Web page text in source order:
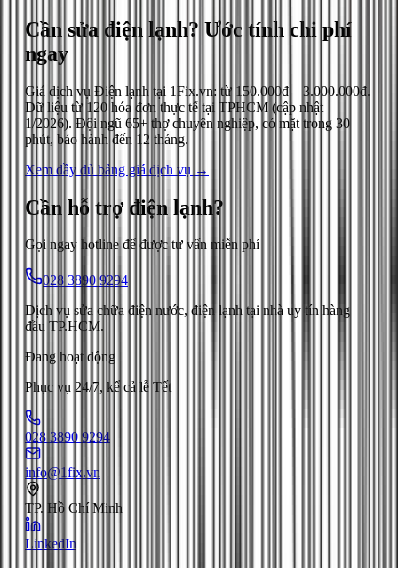
Cần sửa điện lạnh? Ước tính chi phí
ngay
Giá dịch vụ Điện lạnh tại 1Fix.vn: từ 150.000đ – 3.000.000đ.
Dữ liệu từ 120 hóa đơn thực tế tại TPHCM (cập nhật
1/2026). Đội ngũ 65+ thợ chuyên nghiệp, có mặt trong 30
phút, bảo hành đến 12 tháng.
Xem đầy đủ bảng giá dịch vụ →
Cần hỗ trợ điện lạnh?
Gọi ngay hotline để được tư vấn miễn phí
028 3890 9294
Dịch vụ sửa chữa điện nước, điện lạnh tại nhà uy tín hàng
đầu TP.HCM.
Đang hoạt động
Phục vụ 24/7, kể cả lễ Tết
028 3890 9294
info@1fix.vn
TP. Hồ Chí Minh
LinkedIn